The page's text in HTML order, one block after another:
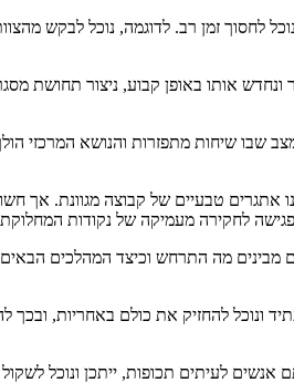
לחסוך זמן רב. לדוגמה, נוכל לבקש
אותו באופן קבוע, ניצור תחושת
שיחות מתפזרות והנושא המרכזי
טבעיים של קבוצה מגוונת. אך
לחקירה מעמיקה של נקודות
מבינים מה התרחש וכיצד המהלכים
להחזיק את כולם באחריות,
לעיתים תכופות, ייתכן ונוכל